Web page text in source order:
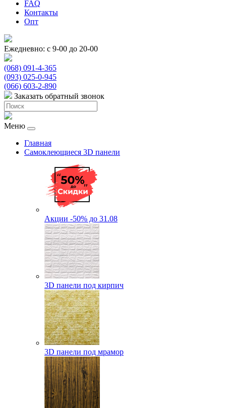
FAQ
Контакты
Опт
Ежедневно: с 9-00 до 20-00
(068) 091-4-365
(093) 025-0-945
(066) 603-2-890
Заказать обратный звонок
Меню
Главная
Самоклеющиеся 3D панели
Акции -50% до 31.08
3D панели под кирпич
3D панели под мрамор